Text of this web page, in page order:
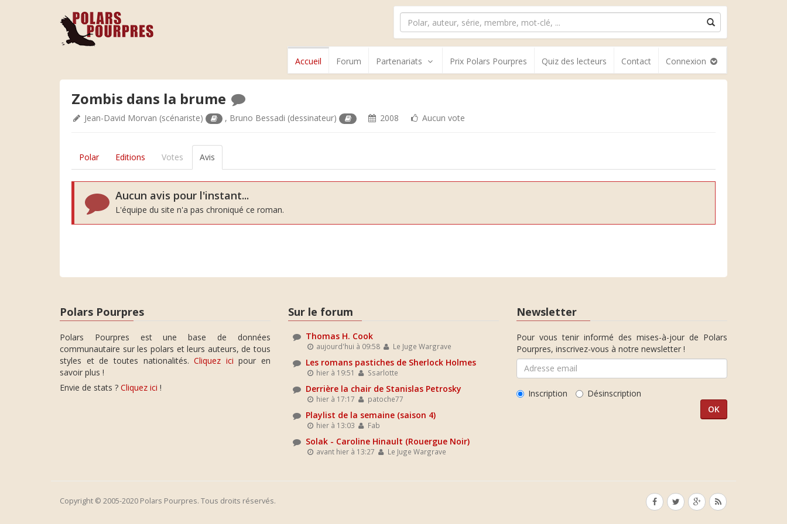
Accueil Forum Partenariats Prix Polars Pourpres Quiz des lecteurs Contact Connexion
Zombis dans la brume
Jean-David Morvan (scénariste) , Bruno Bessadi (dessinateur) 2008 Aucun vote
Polar Editions Votes Avis
Aucun avis pour l'instant...
L'équipe du site n'a pas chroniqué ce roman.
Polars Pourpres
Polars Pourpres est une base de données
communautaire sur les polars et leurs auteurs, de tous
styles et de toutes nationalités.Cliquez ici pour en
savoir plus !
Envie de stats ? Cliquez ici !
Sur le forum
Thomas H. Cook
aujourd'hui à 09:58 Le Juge Wargrave
Les romans pastiches de Sherlock Holmes
hier à 19:51 Ssarlotte
Derrière la chair de Stanislas Petrosky
hier à 17:17 patoche77
Playlist de la semaine (saison 4)
hier à 13:03 Fab
Solak - Caroline Hinault (Rouergue Noir)
avant hier à 13:27 Le Juge Wargrave
Newsletter
Pour vous tenir informé des mises-à-jour de Polars
Pourpres, inscrivez-vous à notre newsletter !
Inscription Désinscription
Copyright © 2005-2020 Polars Pourpres. Tous droits réservés.